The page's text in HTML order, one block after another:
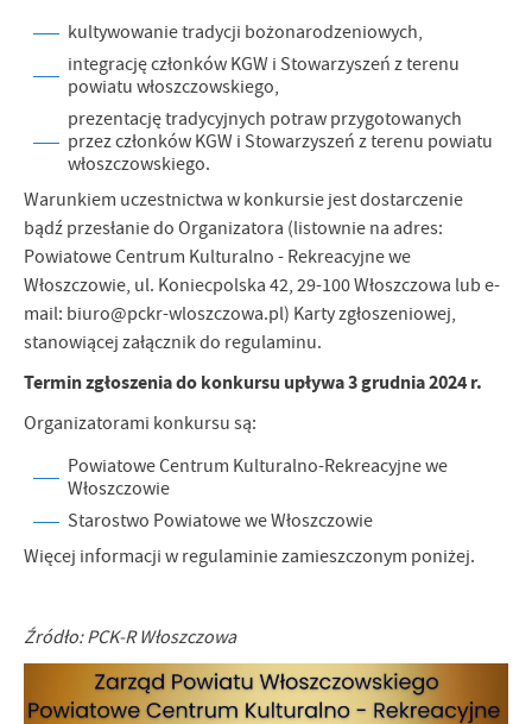
kultywowanie tradycji bożonarodzeniowych,
integrację członków KGW i Stowarzyszeń z terenu
powiatu włoszczowskiego,
prezentację tradycyjnych potraw przygotowanych
przez członków KGW i Stowarzyszeń z terenu powiatu
włoszczowskiego.
Warunkiem uczestnictwa w konkursie jest dostarczenie
bądź przesłanie do Organizatora (listownie na adres:
Powiatowe Centrum Kulturalno - Rekreacyjne we
Włoszczowie, ul. Koniecpolska 42, 29-100 Włoszczowa lub e-
mail: biuro@pckr-wloszczowa.pl) Karty zgłoszeniowej,
stanowiącej załącznik do regulaminu.
Termin zgłoszenia do konkursu upływa 3 grudnia 2024 r.
Organizatorami konkursu są:
Powiatowe Centrum Kulturalno-Rekreacyjne we
Włoszczowie
Starostwo Powiatowe we Włoszczowie
Więcej informacji w regulaminie zamieszczonym poniżej.
Źródło: PCK-R Włoszczowa
Firmy te działają w charakterze pośredników prezentujących nasze
treści w postaci wiadomości, ofert, komunikatów mediów
społecznościowych.